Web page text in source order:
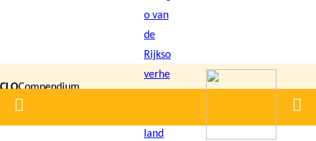
inhoud
gaan
CLOCompendium
voor de
Home